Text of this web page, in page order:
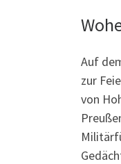
Auf
zur
von